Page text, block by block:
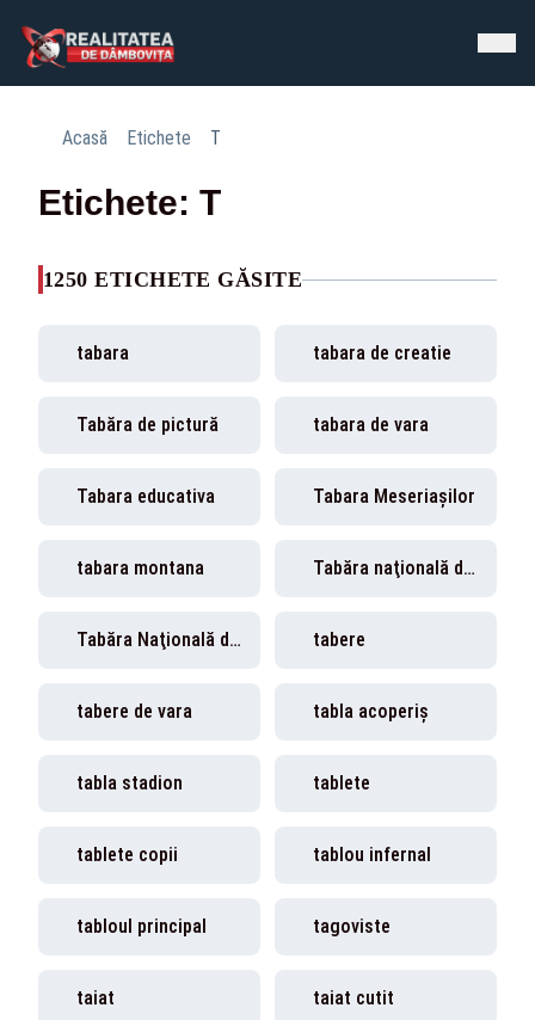
Acasă Etichete T
Etichete: T
1250 ETICHETE GĂSITE
tabara tabara de creatie
Tabăra de pictură tabara de vara
Tabara educativa Tabara Meseriaşilor
tabara montana Tabăra naţională de sculptură
Tabăra Naţională de Sculptură Vasile Blendea tabere
tabere de vara tabla acoperiș
tabla stadion tablete
tablete copii tablou infernal
tabloul principal tagoviste
taiat taiat cutit